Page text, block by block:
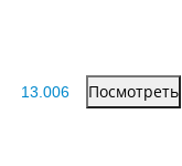
13.006 Посмотреть